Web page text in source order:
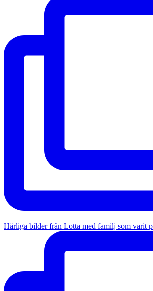
Härliga bilder från Lotta med familj som varit p